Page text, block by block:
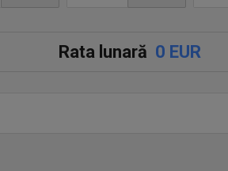
Rata lunară 0 EUR